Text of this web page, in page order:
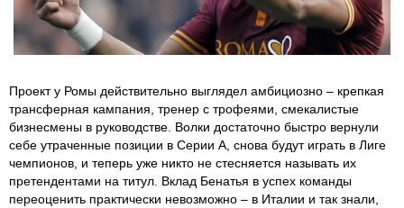
Проект у Ромы действительно выглядел амбициозно – крепкая
трансферная кампания, тренер с трофеями, смекалистые
бизнесмены в руководстве. Волки достаточно быстро вернули
себе утраченные позиции в Серии А, снова будут играть в Лиге
чемпионов, и теперь уже никто не стесняется называть их
претендентами на титул. Вклад Бенатья в успех команды
переоценить практически невозможно – в Италии и так знали,